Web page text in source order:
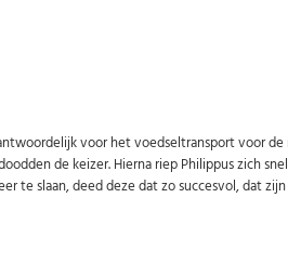
voor het voedseltransport voor
de keizer. Hierna riep Philippus zich
te slaan, deed deze dat zo succesvol, dat